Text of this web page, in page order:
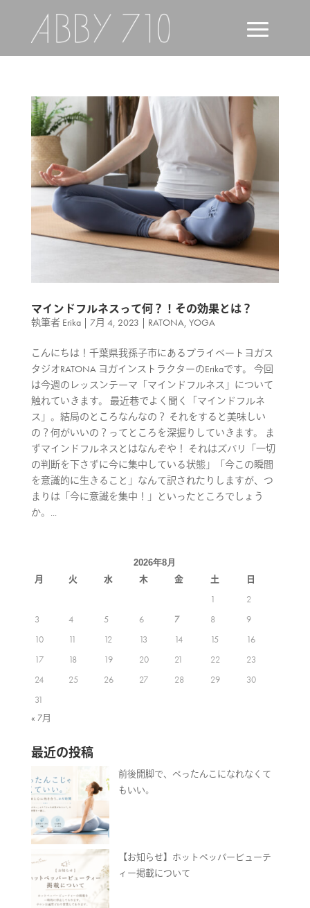
マインドフルネスって何？！その効果とは？
執筆者 Erika| 7月 4, 2023 | RATONA, YOGA
こんにちは！千葉県我孫子市にあるプライベートヨガス
タジオRATONA ヨガインストラクターのErikaです。 今回
は今週のレッスンテーマ「マインドフルネス」について
触れていきます。 最近巷でよく聞く「マインドフルネ
ス」。結局のところなんなの？ それをすると美味しい
の？何がいいの？ってところを深掘りしていきます。 ま
ずマインドフルネスとはなんぞや！ それはズバリ「一切
の判断を下さずに今に集中している状態」「今この瞬間
を意識的に生きること」なんて訳されたりしますが、つ
まりは「今に意識を集中！」といったところでしょう
か。...
2026年8月
月 火 水 木 金 土
日
1
2
3
4 5 6 7 8
9
10
11 12 13 14 15
16
17
18 19 20 21 22
23
24
25 26 27 28 29
30
31
« 7月
最近の投稿
前後開脚で、ぺったんこになれなくて
もいい。
【お知らせ】ホットペッパービューテ
ィー掲載について